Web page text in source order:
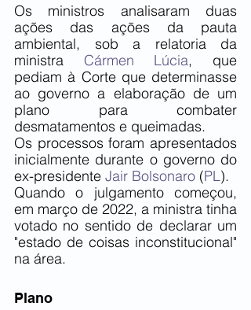
Os ministros analisaram duas
ações das ações da pauta
ambiental, sob a relatoria da
ministra Cármen Lúcia, que
pediam à Corte que determinasse
ao governo a elaboração de um
plano para combater
desmatamentos e queimadas.
Os processos foram apresentados
inicialmente durante o governo do
ex-presidente Jair Bolsonaro (PL).
Quando o julgamento começou,
em março de 2022, a ministra tinha
votado no sentido de declarar um
"estado de coisas inconstitucional"
na área.
Plano